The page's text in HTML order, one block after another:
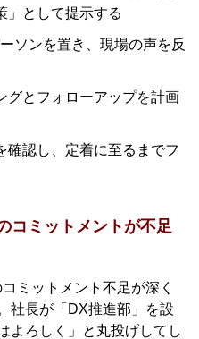
」として提示する
ソンを置き、現場の声を反
グとフォローアップを計画
確認し、定着に至るまでフ
コミットメントが不足
ミットメント不足が深く
社長が「DX推進部」を設
よろしく」と丸投げしてし